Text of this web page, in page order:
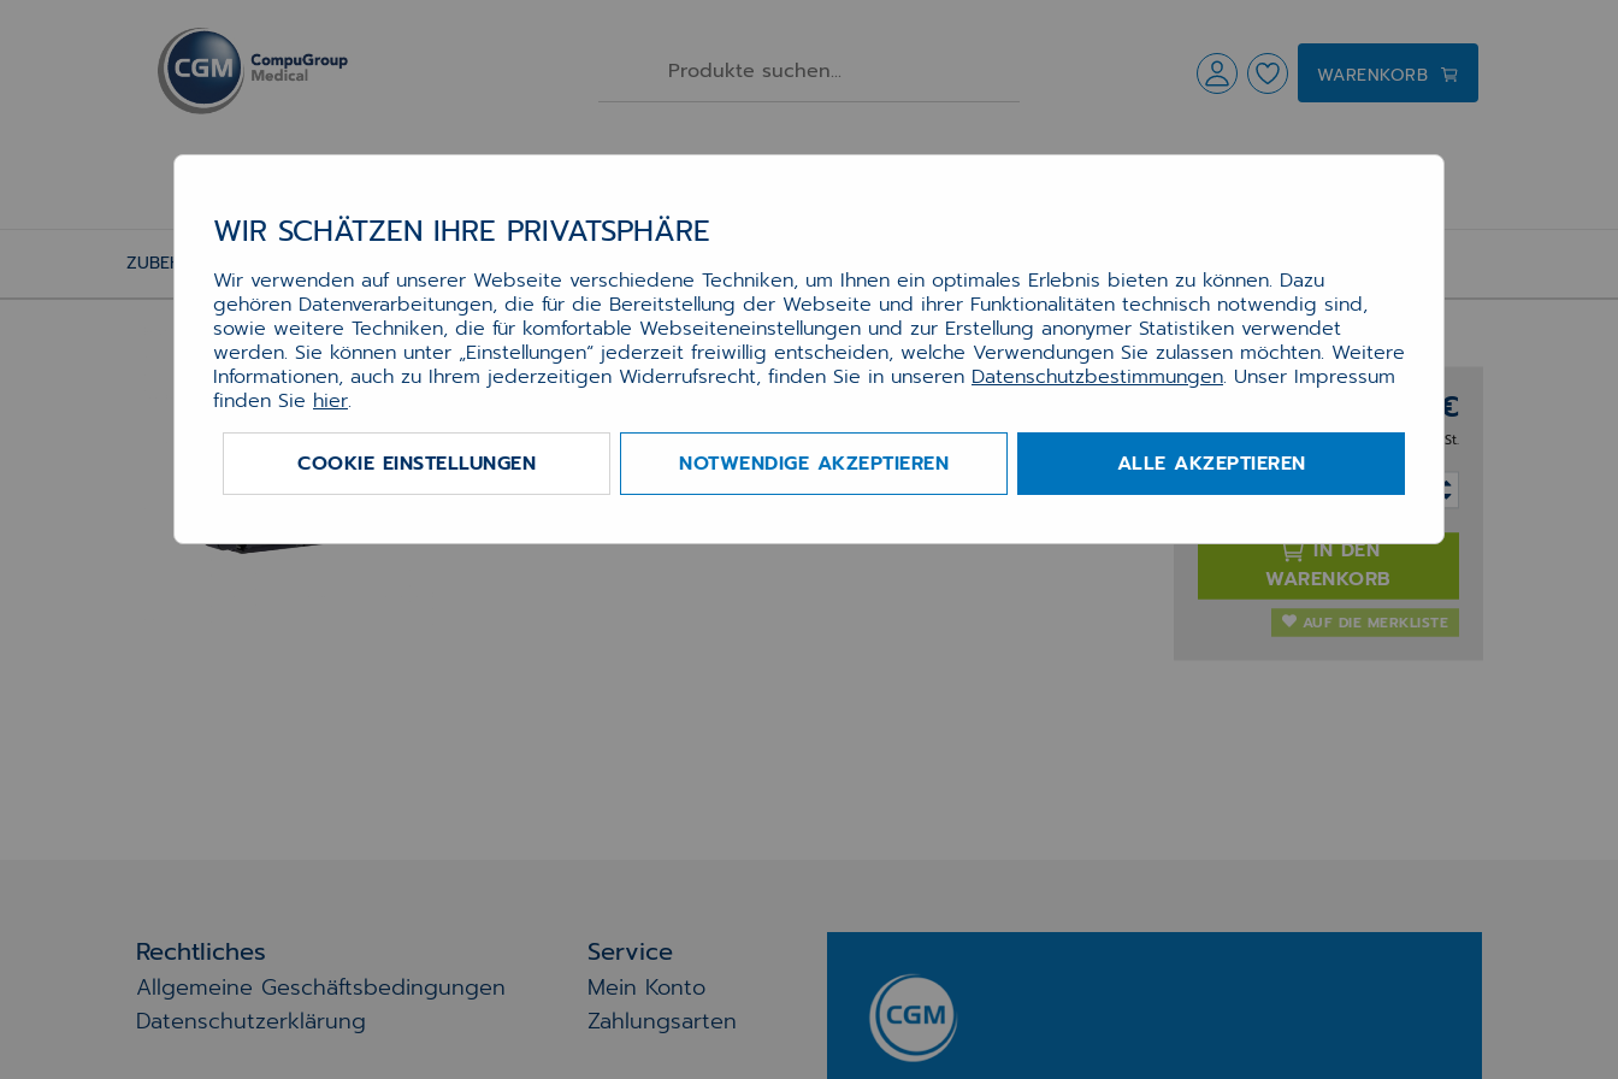
WARENKORB
ZUBEHÖR
Tinte Brother LC-22EM magenta
Verfügbarkeit
:
verfügbar
23,40 €
zzgl. 20% MwSt.
Anzahl:
IN DEN
WARENKORB
AUF DIE MERKLISTE
Rechtliches
Allgemeine Geschäftsbedingungen
Datenschutzerklärung
Service
Mein Konto
Zahlungsarten
WIR SCHÄTZEN IHRE PRIVATSPHÄRE
Wir verwenden auf unserer Webseite verschiedene Techniken, um Ihnen ein optimales Erlebnis bieten zu können. Dazu
gehören Datenverarbeitungen, die für die Bereitstellung der Webseite und ihrer Funktionalitäten technisch notwendig sind,
sowie weitere Techniken, die für komfortable Webseiteneinstellungen und zur Erstellung anonymer Statistiken verwendet
werden. Sie können unter „Einstellungen“ jederzeit freiwillig entscheiden, welche Verwendungen Sie zulassen möchten. Weitere
Informationen, auch zu Ihrem jederzeitigen Widerrufsrecht, finden Sie in unseren Datenschutzbestimmungen. Unser Impressum
finden Sie hier.
COOKIE EINSTELLUNGEN NOTWENDIGE AKZEPTIEREN ALLE AKZEPTIEREN